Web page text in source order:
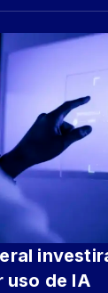
uso de IA